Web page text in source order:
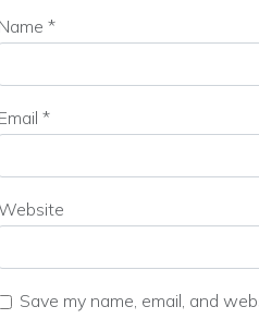
Name *
Email *
Save my name, email, and